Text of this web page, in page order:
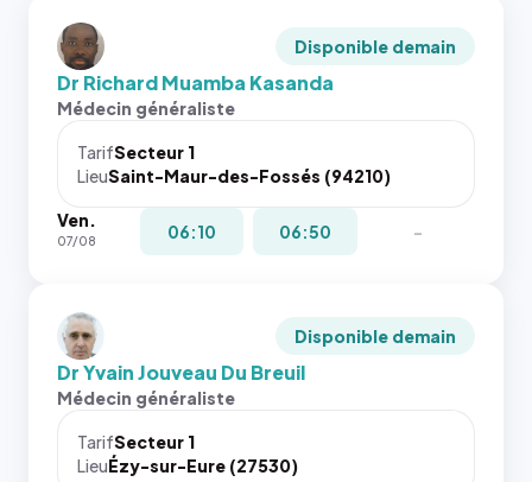
Disponible demain
Dr Richard Muamba Kasanda
Médecin généraliste
TarifSecteur 1
LieuSaint-Maur-des-Fossés (94210)
Ven.
07/08 06:10 06:50 -
Disponible demain
Dr Yvain Jouveau Du Breuil
Médecin généraliste
TarifSecteur 1
LieuÉzy-sur-Eure (27530)